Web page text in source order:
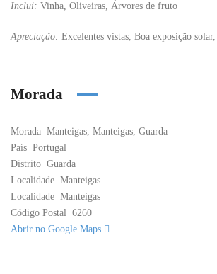
Inclui: Vinha, Oliveiras, Árvores de fruto
Apreciação: Excelentes vistas, Boa exposição
Morada
Morada Manteigas, Manteigas, Guarda
País Portugal
Distrito Guarda
Localidade Manteigas
Localidade Manteigas
Código Postal 6260
Abrir no Google Maps